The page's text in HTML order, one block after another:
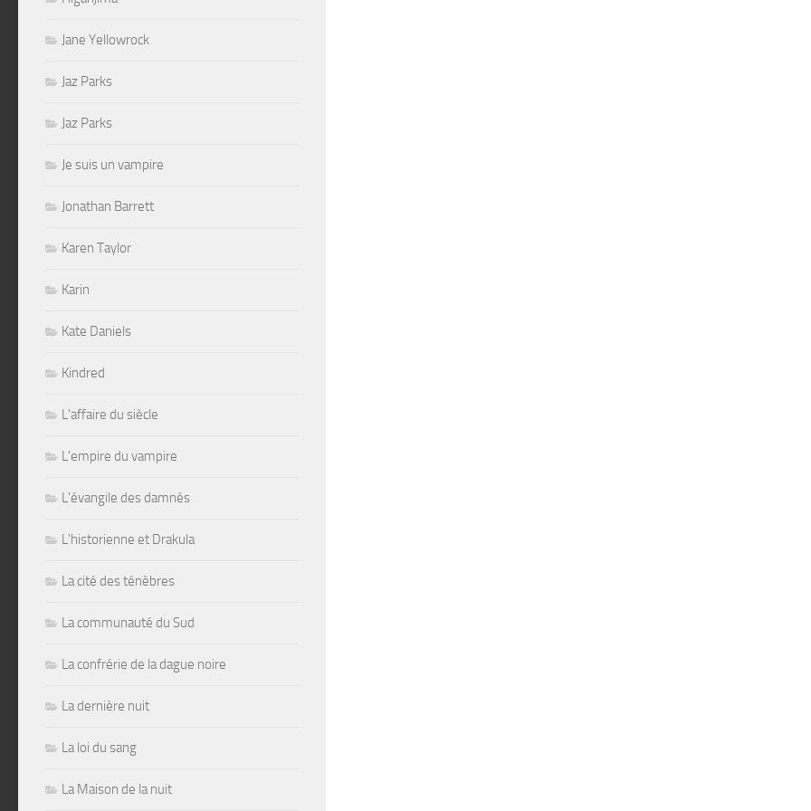
Jane Yellowrock
Jaz Parks
Jaz Parks
Je suis un vampire
Jonathan Barrett
Karen Taylor
Karin
Kate Daniels
Kindred
L'affaire du siècle
L'empire du vampire
L'évangile des damnés
L'historienne et Drakula
La cité des ténèbres
La communauté du Sud
La confrérie de la dague noire
La dernière nuit
La loi du sang
La Maison de la nuit